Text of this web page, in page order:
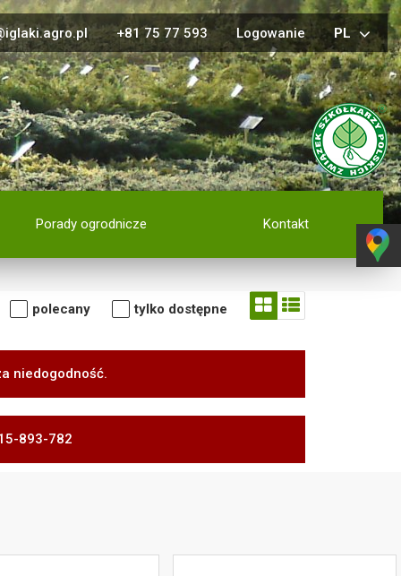
+81 75 77 593 Logowanie PL
Porady ogrodnicze Kontakt
polecany tylko dostępne
niedogodność.
893-782